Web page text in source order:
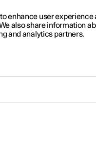
enhance user
also share information
and analytics partners.